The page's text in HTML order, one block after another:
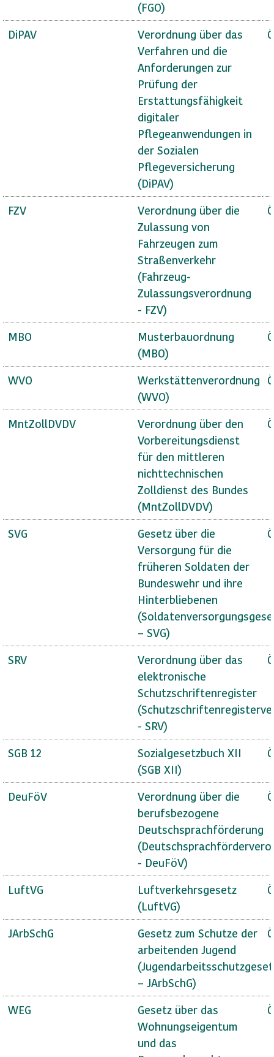
(FGO)
DiPAV
Verordnung über das
Verfahren und die
Anforderungen zur
Prüfung der
Erstattungsfähigkeit
digitaler
Pflegeanwendungen in
der Sozialen
Pflegeversicherung
(DiPAV)
FZV
Verordnung über die
Zulassung von
Fahrzeugen zum
Straßenverkehr
(Fahrzeug-
Zulassungsverordnung
- FZV)
MBO
Musterbauordnung
(MBO)
WVO
Werkstättenverordnung
(WVO)
MntZollDVDV
Verordnung über den
Vorbereitungsdienst
für den mittleren
nichttechnischen
Zolldienst des Bundes
(MntZollDVDV)
SVG
Gesetz über die
Versorgung für die
früheren Soldaten der
Bundeswehr und ihre
Hinterbliebenen
– SVG)
SRV
Verordnung über das
elektronische
Schutzschriftenregister
- SRV)
SGB 12
Sozialgesetzbuch XII
(SGB XII)
DeuFöV
Verordnung über die
berufsbezogene
Deutschsprachförderung
- DeuFöV)
LuftVG
Luftverkehrsgesetz
(LuftVG)
JArbSchG
Gesetz zum Schutze der
arbeitenden Jugend
– JArbSchG)
WEG
Gesetz über das
Wohnungseigentum
und das